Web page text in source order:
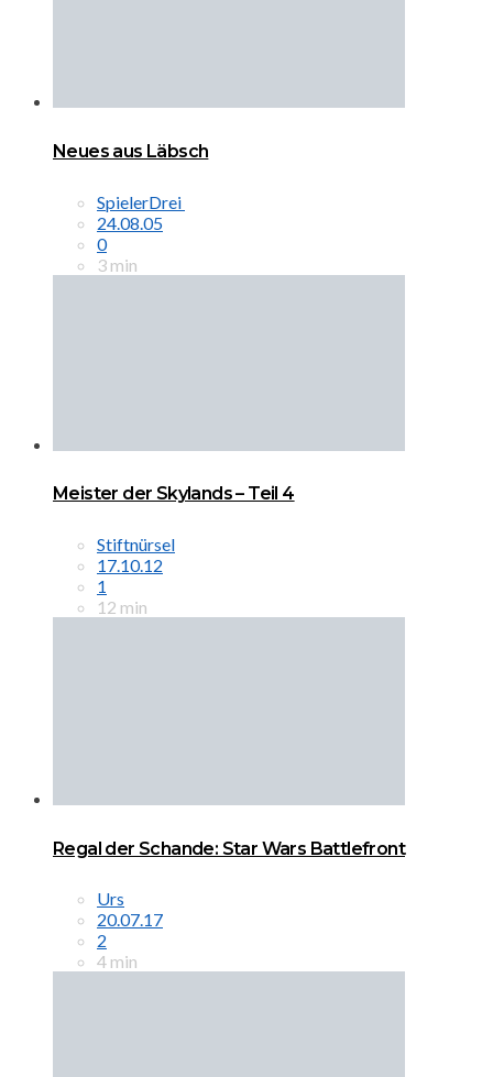
Neues aus Läbsch
SpielerDrei
24.08.05
0
3 min
Meister der Skylands – Teil 4
Stiftnürsel
17.10.12
1
12 min
Regal der Schande: Star Wars Battlefront
Urs
20.07.17
2
4 min